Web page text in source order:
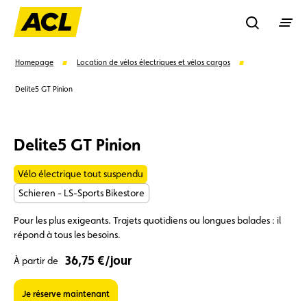
Rechercher
Suggestions
Carte membre Avantages
Vignette Location
Homepage Location de vélos électriques et vélos cargos
Delite5 GT Pinion
Delite5 GT Pinion
Vélo électrique tout suspendu
Schieren - LS-Sports Bikestore
Pour les plus exigeants. Trajets quotidiens ou longues balades : il
répond à tous les besoins.
À partir de 36,75 €/jour
Je réserve maintenant